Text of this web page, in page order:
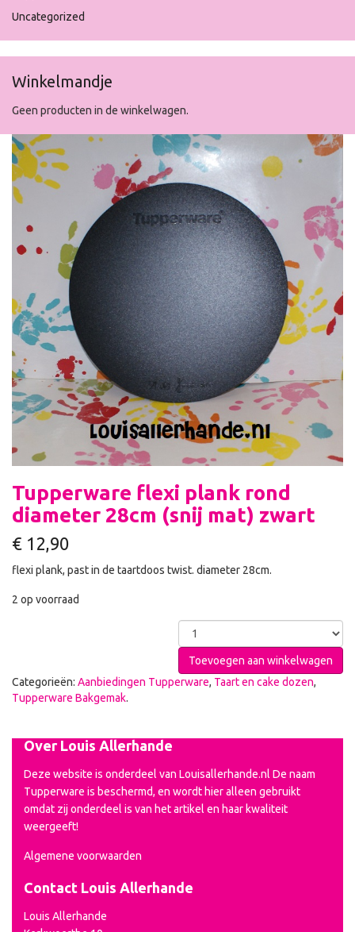
Uncategorized
Winkelmandje
Geen producten in de winkelwagen.
Tupperware flexi plank rond
diameter 28cm (snij mat) zwart
€ 12,90
flexi plank, past in de taartdoos twist. diameter 28cm.
2 op voorraad
Toevoegen aan winkelwagen
Categorieën: Aanbiedingen Tupperware, Taart en cake dozen,
Tupperware Bakgemak.
Over Louis Allerhande
Deze website is onderdeel van Louisallerhande.nl De naam
Tupperware is beschermd, en wordt hier alleen gebruikt
omdat zij onderdeel is van het artikel en haar kwaliteit
weergeeft!
Algemene voorwaarden
Contact Louis Allerhande
Louis Allerhande